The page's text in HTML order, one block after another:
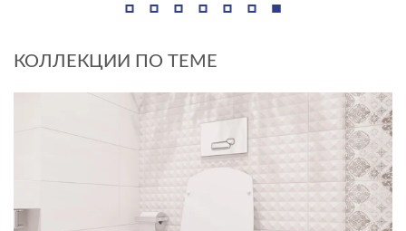
КОЛЛЕКЦИИ ПО ТЕМЕ